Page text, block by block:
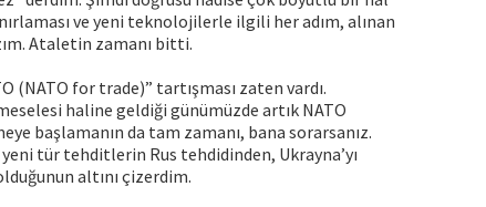
ve yeni teknolojilerle ilgili her adım, alınan
Ataletin zamanı bitti.
(NATO for trade)” tartışması zaten vardı.
haline geldiği günümüzde artık NATO
başlamanın da tam zamanı, bana sorarsanız.
tür tehditlerin Rus tehdidinden, Ukrayna’yı
altını çizerdim.